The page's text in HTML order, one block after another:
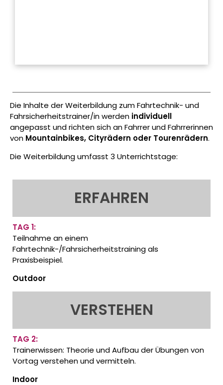
Die Inhalte der Weiterbildung zum Fahrtechnik- und
Fahrsicherheitstrainer/in werden individuell
angepasst und richten sich an Fahrrer und Fahrrerinnen
von Mountainbikes, Cityrädern oder Tourenrädern.
Die Weiterbildung umfasst 3 Unterrichtstage:
ERFAHREN
TAG 1:
Teilnahme an einem
Fahrtechnik-/Fahrsicherheitstraining als
Praxisbeispiel.
Outdoor
VERSTEHEN
TAG 2:
Trainerwissen: Theorie und Aufbau der Übungen von
Vortag verstehen und vermitteln.
Indoor